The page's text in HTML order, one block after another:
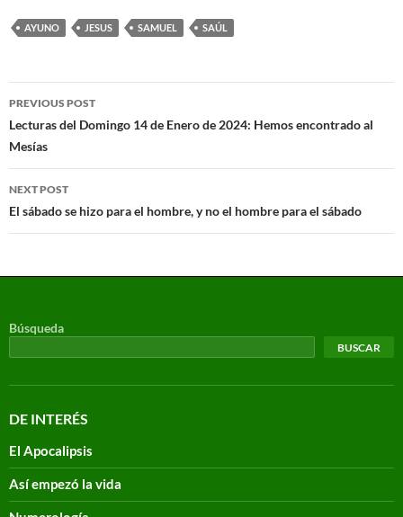
AYUNO JESUS SAMUEL SAÚL
PREVIOUS POST
Lecturas del Domingo 14 de Enero de 2024: Hemos encontrado al
Mesías
NEXT POST
El sábado se hizo para el hombre, y no el hombre para el sábado
Búsqueda
BUSCAR
DE INTERÉS
El Apocalipsis
Así empezó la vida